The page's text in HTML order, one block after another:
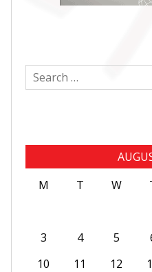
Search
for:
M
T W
3
4 5
10
11 12